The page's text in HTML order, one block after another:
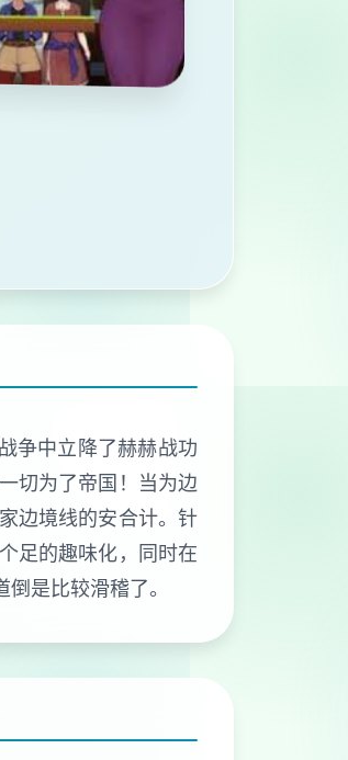
争中立降了赫赫战功
切为了帝国！当为边
边境线的安合计。针
足的趣味化，同时在
是比较滑稽了。